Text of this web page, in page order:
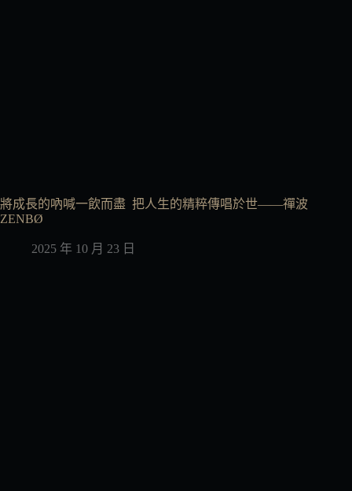
將成長的吶喊一飲而盡 把人生的精粹傳唱於世——禪波
ZENBØ
2025 年 10 月 23 日